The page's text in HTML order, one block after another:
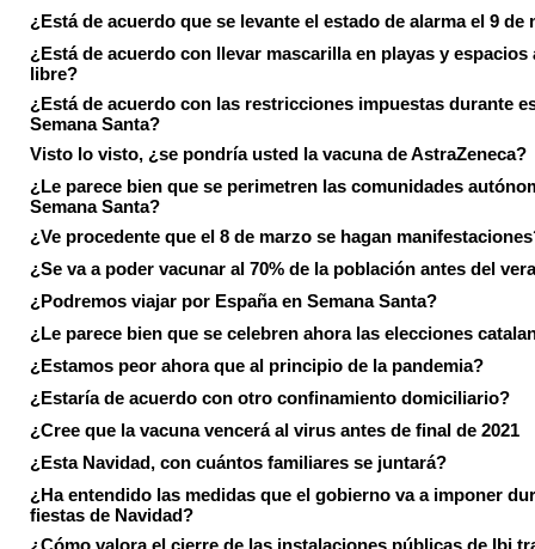
¿Está de acuerdo que se levante el estado de alarma el 9 de
¿Está de acuerdo con llevar mascarilla en playas y espacios
libre?
¿Está de acuerdo con las restricciones impuestas durante
Semana Santa?
Visto lo visto, ¿se pondría usted la vacuna de AstraZeneca?
¿Le parece bien que se perimetren las comunidades
Semana Santa?
¿Ve procedente que el 8 de marzo se hagan
¿Se va a poder vacunar al 70% de la población antes del
¿Podremos viajar por España en Semana Santa?
¿Le parece bien que se celebren ahora las elecciones
¿Estamos peor ahora que al principio de la pandemia?
¿Estaría de acuerdo con otro confinamiento domiciliario?
¿Cree que la vacuna vencerá al virus antes de final de 2021
¿Esta Navidad, con cuántos familiares se juntará?
¿Ha entendido las medidas que el gobierno va a imponer
fiestas de Navidad?
¿Cómo valora el cierre de las instalaciones públicas de Ibi